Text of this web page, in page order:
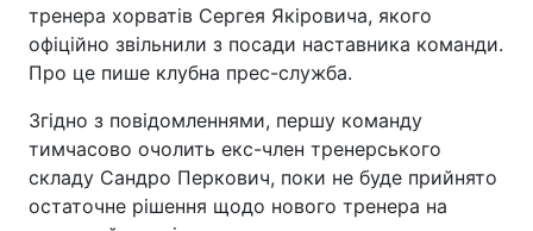
тренера хорватів Сергея Якіровича, якого
офіційно звільнили з посади наставника команди.
Про це пише клубна прес-служба.
Згідно з повідомленнями, першу команду
тимчасово очолить екс-член тренерського
складу Сандро Перкович, поки не буде прийнято
остаточне рішення щодо нового тренера на